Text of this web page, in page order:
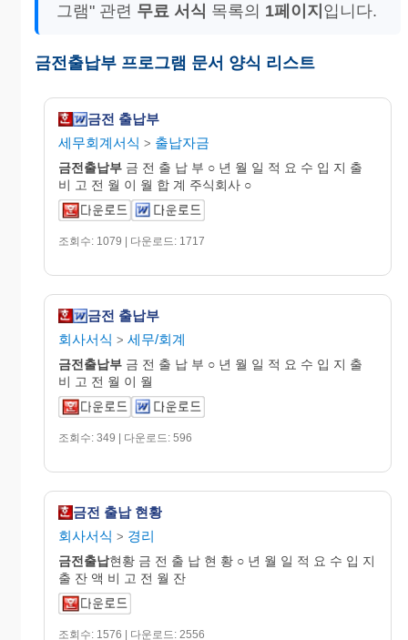
그램" 관련 무료 서식 목록의 1페이지 입니다.
금전출납부 프로그램 문서 양식 리스트
금전 출납부
세무회계서식 > 출납자금
금전출납부 금 전 출 납 부 ○ 년 월 일 적 요 수 입 지 출
비 고 전 월 이 월 합 계 주식회사 ○
조회수: 1079 | 다운로드: 1717
금전 출납부
회사서식 > 세무/회계
금전출납부 금 전 출 납 부 ○ 년 월 일 적 요 수 입 지 출
비 고 전 월 이 월
조회수: 349 | 다운로드: 596
금전 출납 현황
회사서식 > 경리
금전출납현황 금 전 출 납 현 황 ○ 년 월 일 적 요 수 입 지
출 잔 액 비 고 전 월 잔
조회수: 1576 | 다운로드: 2556